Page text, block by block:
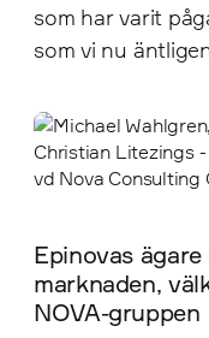
som har varit
som vi nu
Epinovas
marknaden,
NOVA-gruppen